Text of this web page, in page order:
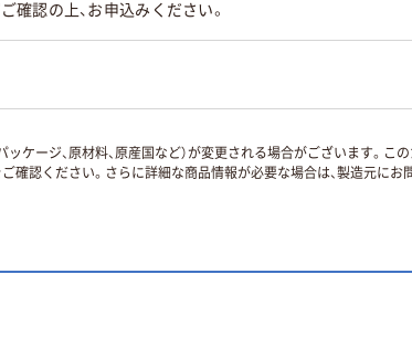
確認の上、お申込みください。
ケージ、原材料、原産国など）が変更される場合がございます。こ
認ください。さらに詳細な商品情報が必要な場合は、製造元にお